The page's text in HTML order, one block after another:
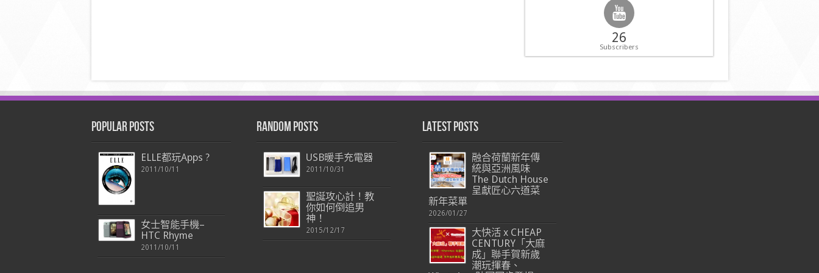
26
Subscribers
Popular Posts
ELLE都玩Apps ?
2011/10/11
女士智能手機–
HTC Rhyme
2011/10/11
Random Posts
USB暖手充電器
2011/10/31
聖誕攻心計！教
你如何倒追男
神！
2015/12/17
Latest Posts
融合荷蘭新年傳
統與亞洲風味
The Dutch House
呈獻匠心六道菜
新年菜單
2026/01/27
大快活 x CHEAP
CENTURY「大麻
成」聯手賀新歲
潮玩揮春、